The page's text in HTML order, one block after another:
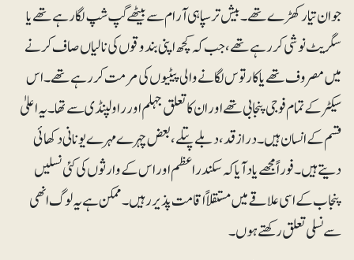
جوان تیار کھڑے تھے۔ بیش تر سپاہی آرام سے بیٹھے گپ شپ لگا رہے تھے یا
سگریٹ نوشی کر رہے تھے، جب کہ کچھ اپنی بندوقوں کی نالیاں صاف کرنے
میں مصروف تھے یا کارتوس لگانے والی پیٹیوں کی مرمت کر رہے تھے۔ اس
سیکٹر کے تمام فوجی پنجابی تھے اور ان کا تعلق جہلم اور راولپنڈی سے تھا۔ یہ اعلیٰ
قسم کے انسان ہیں۔ درازقد، دبلے پتلے، بعض چہرے مہرے یونانی دکھائی
دیتے ہیں۔ فوراً مجھے یاد آیا کہ سکندراعظم اور اس کے وارثوں کی کئی نسلیں
پنجاب کے اسی علاقے میں مستقلاً اقامت پذیر رہیں۔ ممکن ہے یہ لوگ انھی
سے نسلی تعلق رکھتے ہوں۔